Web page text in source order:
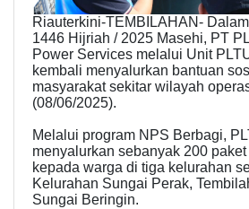
Riauterkini-TEMBILAHAN-
1446 Hijriah / 2025 Masehi, PT
Power Services melalui Unit
kembali menyalurkan bantuan
masyarakat sekitar wilayah
(08/06/2025).
Melalui program NPS Berbagi,
menyalurkan sebanyak 200
kepada warga di tiga kelurahan
Kelurahan Sungai Perak,
Sungai Beringin.